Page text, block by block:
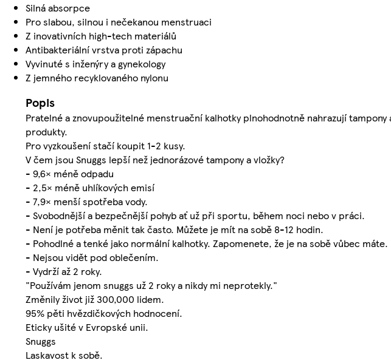
Silná absorpce
Pro slabou, silnou i nečekanou menstruaci
Z inovativních high-tech materiálů
Antibakteriální vrstva proti zápachu
Vyvinuté s inženýry a gynekology
Z jemného recyklovaného nylonu
Popis
Pratelné a znovupoužitelné menstruační kalhotky plnohodnotně nahrazují
produkty.
Pro vyzkoušení stačí koupit 1-2 kusy.
V čem jsou Snuggs lepší než jednorázové tampony a vložky?
- 9,6× méně odpadu
- 2,5× méně uhlíkových emisí
- 7,9× menší spotřeba vody.
- Svobodnější a bezpečnější pohyb ať už při sportu, během noci nebo v práci.
- Není je potřeba měnit tak často. Můžete je mít na sobě 8-12 hodin.
- Pohodlné a tenké jako normální kalhotky. Zapomenete, že je na sobě vůbec máte.
- Nejsou vidět pod oblečením.
- Vydrží až 2 roky.
"Používám jenom snuggs už 2 roky a nikdy mi neprotekly."
Změnily život již 300,000 lidem.
95% pěti hvězdičkových hodnocení.
Eticky ušité v Evropské unii.
Snuggs
Laskavost k sobě.